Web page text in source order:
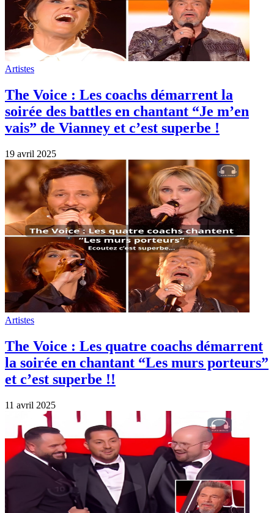
Artistes
The Voice : Les coachs démarrent la
soirée des battles en chantant “Je m’en
vais” de Vianney et c’est superbe !
19 avril 2025
Artistes
The Voice : Les quatre coachs démarrent
la soirée en chantant “Les murs porteurs”
et c’est superbe !!
11 avril 2025